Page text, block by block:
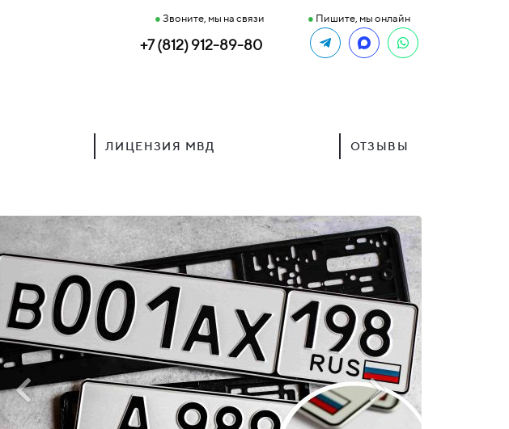
● Звоните, мы на связи
+7 (812) 912-89-80
● Пишите, мы онлайн
ЛИЦЕНЗИЯ МВД ОТЗЫВЫ